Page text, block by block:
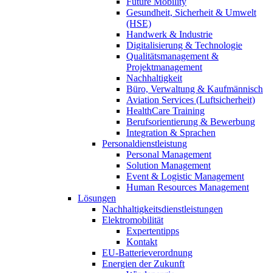
Gesundheit, Sicherheit & Umwelt
(HSE)
Handwerk & Industrie
Digitalisierung & Technologie
Qualitätsmanagement &
Projektmanagement
Nachhaltigkeit
Büro, Verwaltung & Kaufmännisch
Aviation Services (Luftsicherheit)
HealthCare Training
Berufsorientierung & Bewerbung
Integration & Sprachen
Personaldienstleistung
Personal Management
Solution Management
Event & Logistic Management
Human Resources Management
Lösungen
Nachhaltigkeitsdienstleistungen
Elektromobilität
Expertentipps
Kontakt
EU-Batterieverordnung
Energien der Zukunft